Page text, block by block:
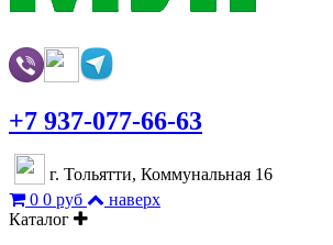
+7 937-077-66-63
г. Тольятти, Коммунальная 16
0 0 руб
наверх
Каталог